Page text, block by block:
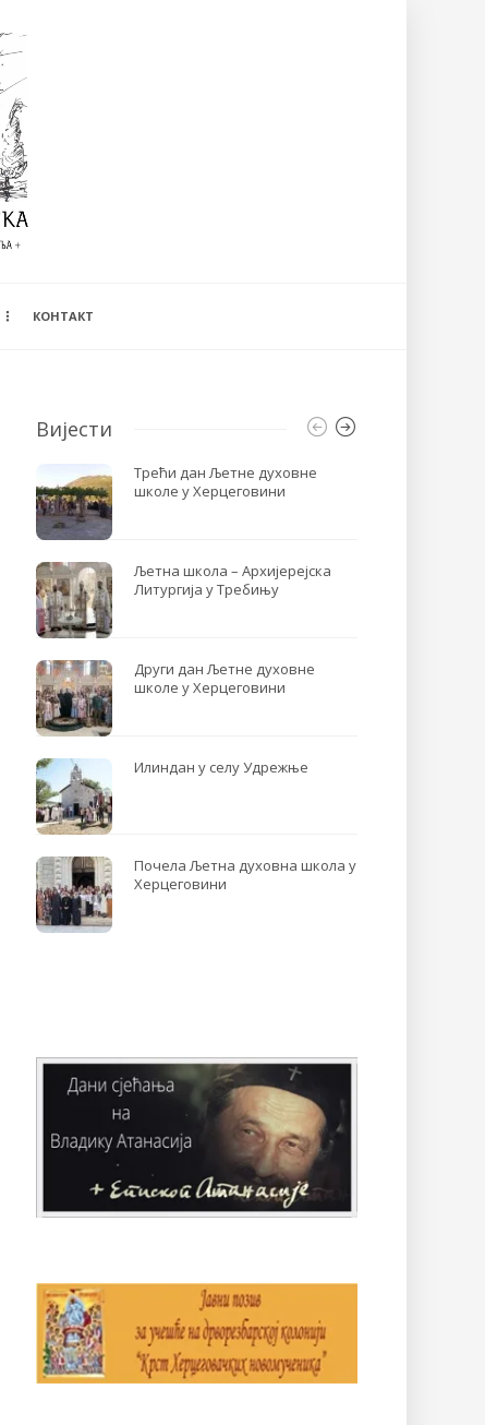
КОНТАКТ
Вијести
Трећи дан Љетне духовне
школе у Херцеговини
Љетна школа – Архијерејска
Литургија у Требињу
Други дан Љетне духовне
школе у Херцеговини
Илиндан у селу Удрежње
Почела Љетна духовна школа у
Херцеговини